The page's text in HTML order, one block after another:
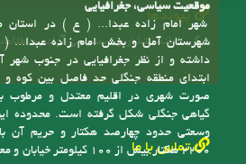
موقعیت سیاسی، جغرافیایی
شهر امام زاده عبدا... ( ع ) در استان
شهرستان آمل و بخش امام زاده عبدا... (
داشته و از نظر جغرافیایی در جنوب شهر
ابتدای منطقه جنگلی حد فاصل بین کوه
صورت شهری در اقلیم معتدل و مرطوب
گیاهی جنگلی شکل گرفته است. محدوده
وسعتی حدود چهارصد هکتار و حریم آن
2200 هکتار بیش از 100 کیلومتر
پیوندها
سامانه انتشار و دسترسی آزاد به
تماس با ما